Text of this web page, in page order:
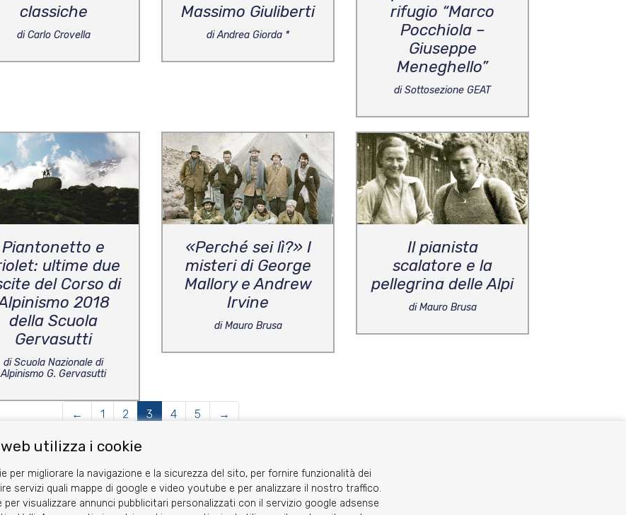
classiche
di Carlo Crovella
Massimo Giuliberti
di Andrea Giorda *
rifugio “Marco
Pocchiola –
Giuseppe
Meneghello”
di Sottosezione GEAT
Piantonetto e
ultime due
del Corso di
2018
della Scuola
Gervasutti
di Scuola Nazionale di
Alpinismo G. Gervasutti
«Perché sei lì?» I
misteri di George
Mallory e Andrew
Irvine
di Mauro Brusa
Il pianista
scalatore e la
pellegrina delle Alpi
di Mauro Brusa
← 1 2 3 4 5 →
utilizza i cookie
per migliorare la navigazione e la sicurezza del sito, per fornire funzionalità dei
servizi quali mappe di google e video youtube e per analizzare il nostro traffico.
per visualizzare annunci pubblicitari personalizzati con il servizio google adsense